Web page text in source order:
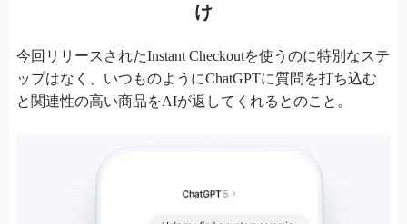
け
今回リリースされたInstant Checkoutを使うのに特別なステ
ップはなく、いつものようにChatGPTに質問を打ち込む
と関連性の高い商品をAIが返してくれるとのこと。